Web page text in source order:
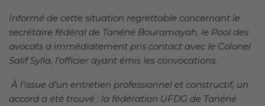
Informé de cette situation regrettable concernant le
secrétaire fédéral de Tanéné Bouramayah, le Pool des
avocats a immédiatement pris contact avec le Colonel
Salif Sylla, l’officier ayant émis les convocations.
À l’issue d’un entretien professionnel et constructif, un
accord a été trouvé : la fédération UFDG de Tanéné